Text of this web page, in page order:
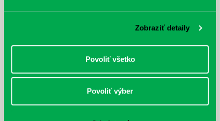
Zobraziť detaily
Povoliť všetko
Povoliť výber